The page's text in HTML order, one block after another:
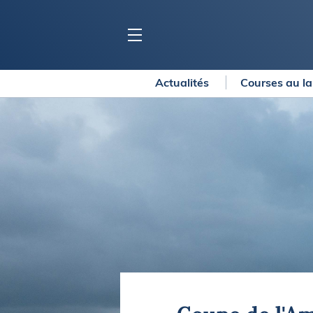
Actualités Courses au